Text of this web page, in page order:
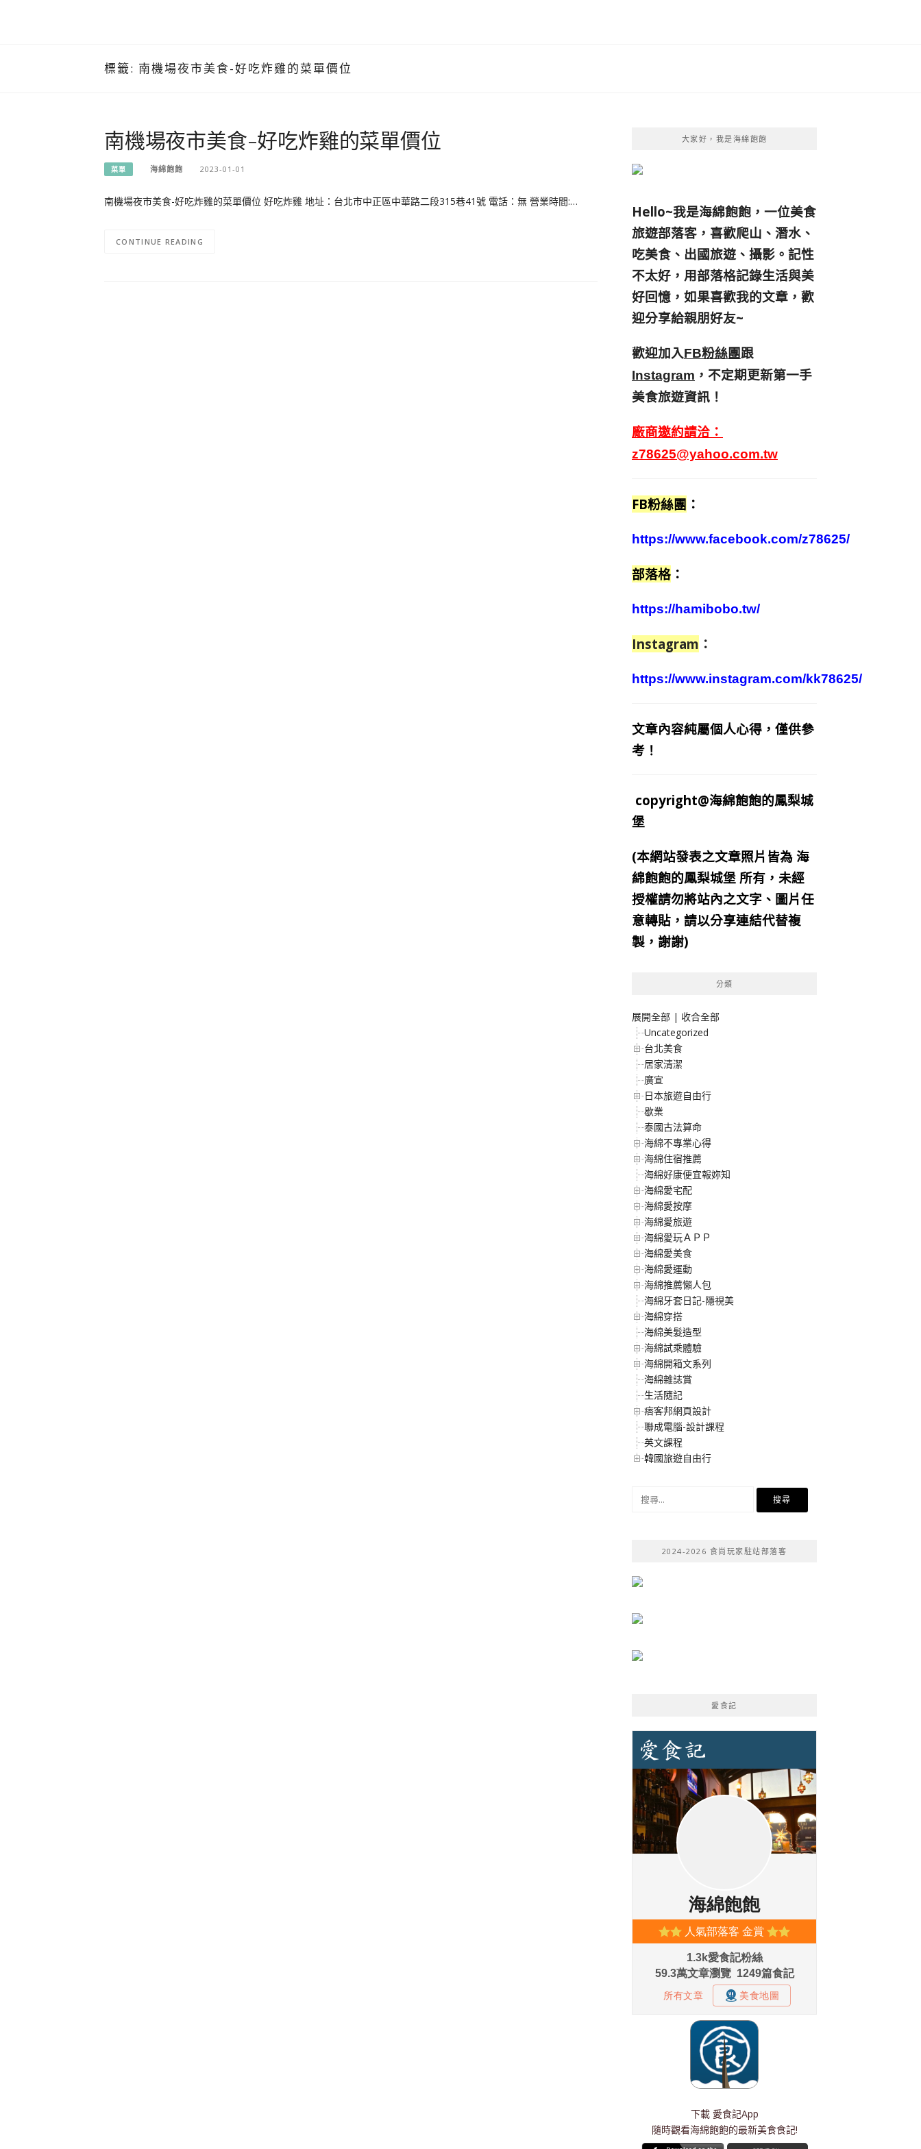
標籤: 南機場夜市美食-好吃炸雞的菜單價位
南機場夜市美食-好吃炸雞的菜單價位
菜單 海綿飽飽 2023-01-01
南機場夜市美食-好吃炸雞的菜單價位 好吃炸雞 地址：台北市中正區中華路二段315巷41號 電話：無 營業時間:…
CONTINUE READING
大家好，我是海綿飽飽
Hello~我是海綿飽飽，一位美食
旅遊部落客， 喜歡爬山、潛水、
吃美食、出國旅遊、攝影。 記性
不太好，用部落格記錄生活與美
好回憶， 如果喜歡我的文章，歡
迎分享給親朋好友~
歡迎加入FB粉絲團跟
Instagram ，不定期更新第一手
美食旅遊資訊！
廠商邀約請洽：
z78625@yahoo.com.tw
FB粉絲團 ：
https://www.facebook.com/z78625/
部落格 ：
https://hamibobo.tw/
Instagram ：
https://www.instagram.com/kk78625/
文章內容純屬個人心得，僅供參
考！
copyright@海綿飽飽的鳳梨城
堡
(本網站發表之文章照片皆為 海
綿飽飽的鳳梨城堡 所有，未經
授權請勿將站內之文字、圖片任
意轉貼，請以分享連結代替複
製，謝謝)
分類
展開全部 | 收合全部
Uncategorized
台北美食
居家清潔
廣宣
日本旅遊自由行
歇業
泰國古法算命
海綿不專業心得
海綿住宿推薦
海綿好康便宜報妳知
海綿愛宅配
海綿愛按摩
海綿愛旅遊
海綿愛玩ＡＰＰ
海綿愛美食
海綿愛運動
海綿推薦懶人包
海綿牙套日記-隱視美
海綿穿搭
海綿美髮造型
海綿試乘體驗
海綿開箱文系列
海綿雜誌賞
生活隨記
痞客邦網頁設計
聯成電腦-設計課程
英文課程
韓國旅遊自由行
2024-2026 食尚玩家駐站部落客
愛食記
下載 愛食記App
隨時觀看海綿飽飽的最新美食食記!